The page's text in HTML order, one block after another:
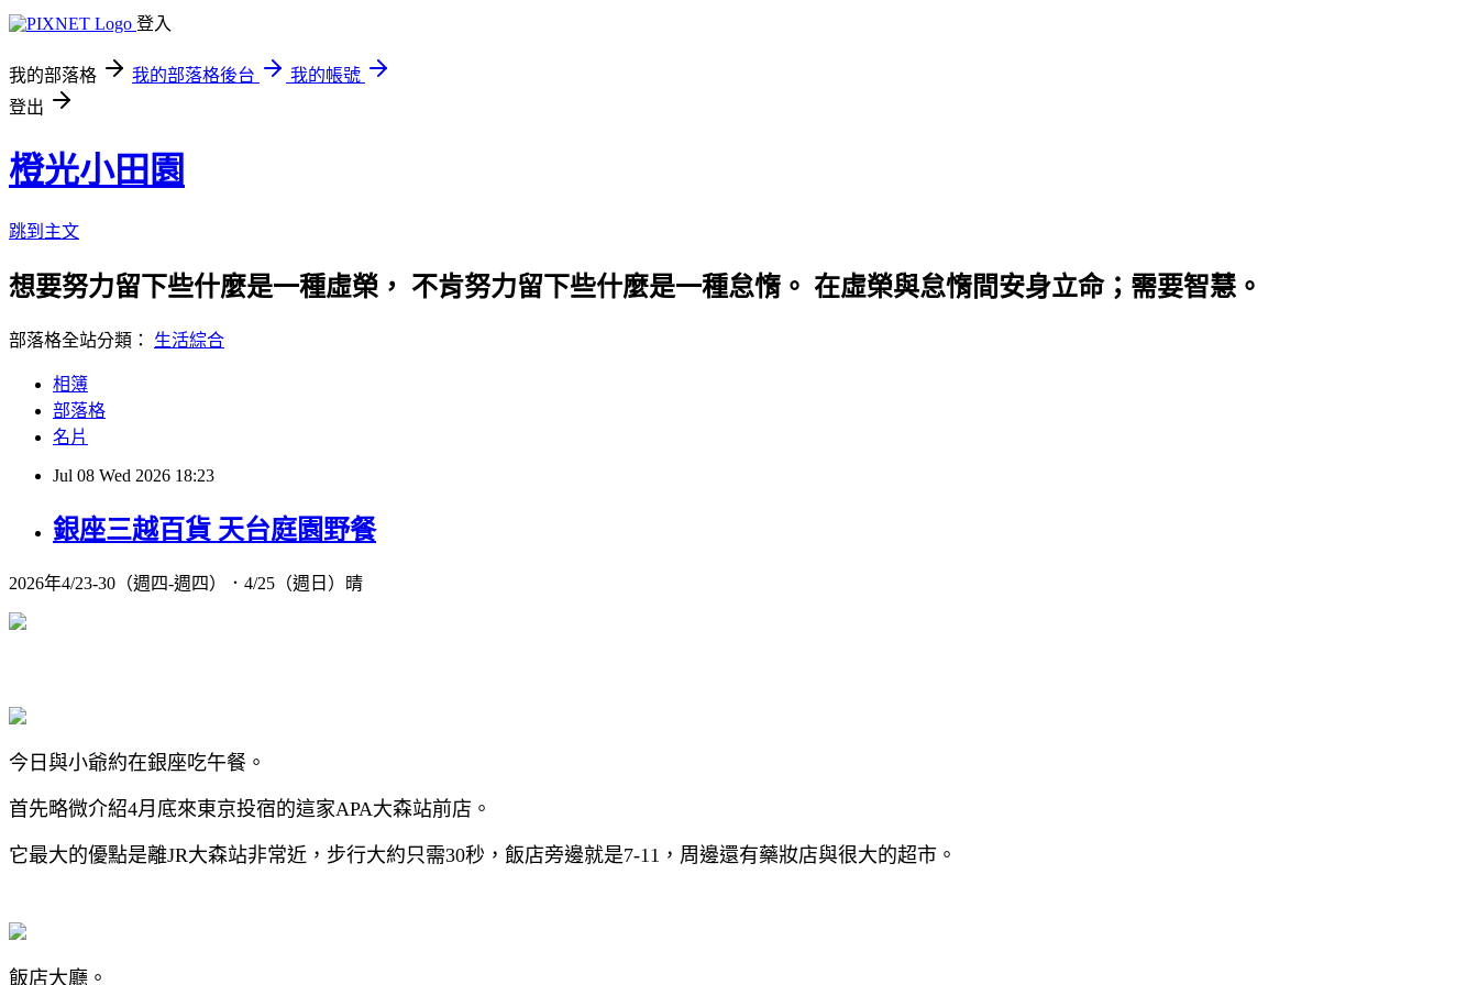
登入
我的部落格 我的部落格後台
我的帳號
登出
橙光小田園
跳到主文
想要努力留下些什麼是一種虛榮， 不肯努力留下些什麼是一種怠惰。 在虛榮與怠惰間安身立命；需要智慧。
部落格全站分類： 生活綜合
相簿
部落格
名片
Jul 08 Wed 2026 18:23
銀座三越百貨 天台庭園野餐
2026年4/23-30（週四-週四）．4/25（週日）晴
今日與小爺約在銀座吃午餐。
首先略微介紹4月底來東京投宿的這家APA大森站前店。
它最大的優點是離JR大森站非常近，步行大約只需30秒，飯店旁邊就是7-11，周邊還有藥妝店與很大的超市。
飯店大廳。